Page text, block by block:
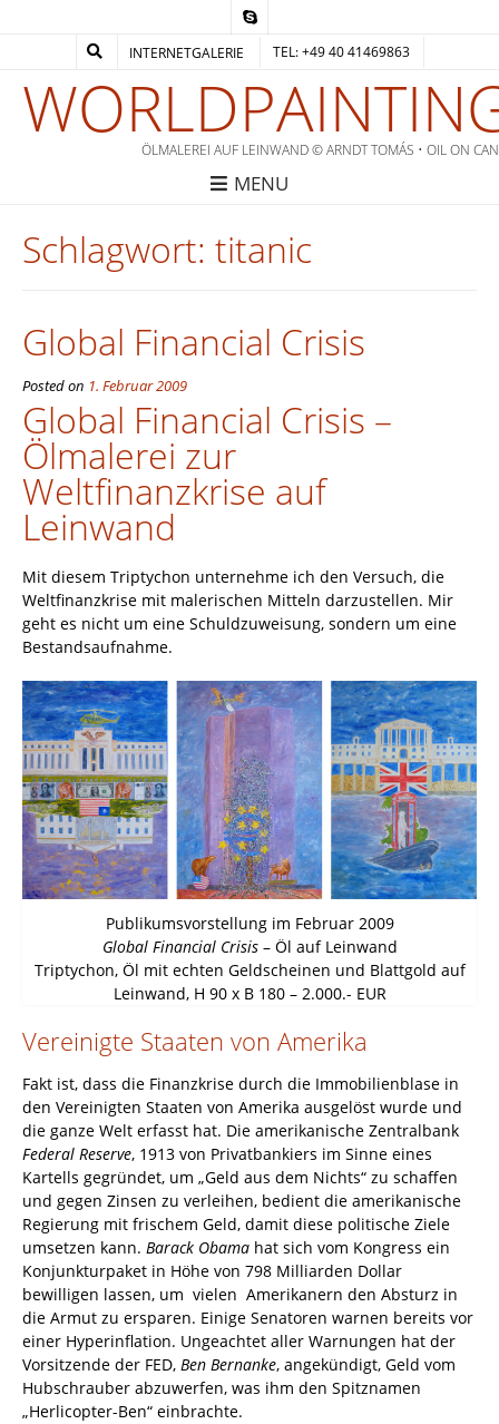
INTERNETGALERIE TEL: +49 40 41469863
ÖLMALEREI AUF LEINWAND © ARNDT TOMÁS • OIL ON
MENU
Schlagwort: titanic
Global Financial Crisis
Posted on 1. Februar 2009
Global Financial Crisis –
Ölmalerei zur
Weltfinanzkrise auf
Leinwand
Mit diesem Triptychon unternehme ich den Versuch, die
Weltfinanzkrise mit malerischen Mitteln darzustellen. Mir
geht es nicht um eine Schuldzuweisung, sondern um eine
Bestandsaufnahme.
Publikumsvorstellung im Februar 2009
Global Financial Crisis– Öl auf Leinwand
Triptychon, Öl mit echten Geldscheinen und Blattgold auf
Leinwand, H 90 x B 180 – 2.000.- EUR
Vereinigte Staaten von Amerika
Fakt ist, dass die Finanzkrise durch die Immobilienblase in
den Vereinigten Staaten von Amerika ausgelöst wurde und
die ganze Welt erfasst hat. Die amerikanische Zentralbank
Federal Reserve, 1913 von Privatbankiers im Sinne eines
Kartells gegründet, um „Geld aus dem Nichts“ zu schaffen
und gegen Zinsen zu verleihen, bedient die amerikanische
Regierung mit frischem Geld, damit diese politische Ziele
umsetzen kann. Barack Obama hat sich vom Kongress ein
Konjunkturpaket in Höhe von 798 Milliarden Dollar
bewilligen lassen, um vielen Amerikanern den Absturz in
die Armut zu ersparen. Einige Senatoren warnen bereits vor
einer Hyperinflation. Ungeachtet aller Warnungen hat der
Vorsitzende der FED, Ben Bernanke, angekündigt, Geld vom
Hubschrauber abzuwerfen, was ihm den Spitznamen
„Herlicopter-Ben“ einbrachte.